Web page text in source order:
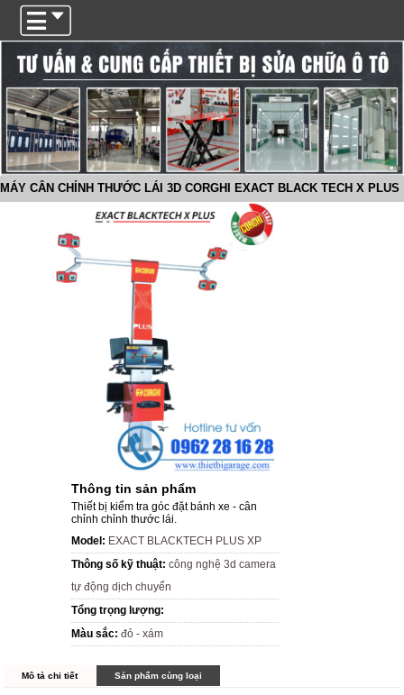
MÁY CÂN CHỈNH THƯỚC LÁI 3D CORGHI EXACT BLACK TECH X PLUS
Thông tin sản phẩm
Thiết bị kiểm tra góc đặt bánh xe - cân
chỉnh chỉnh thước lái.
Model: EXACT BLACKTECH PLUS XP
Thông số kỹ thuật:công nghệ 3d camera
tự động dịch chuyển
Tổng trọng lượng:
Màu sắc:đỏ - xám
Mô tả chi tiết Sản phẩm cùng loại